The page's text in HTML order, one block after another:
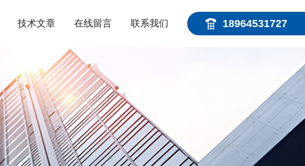
18964531727
技术文章 在线留言 联系我们